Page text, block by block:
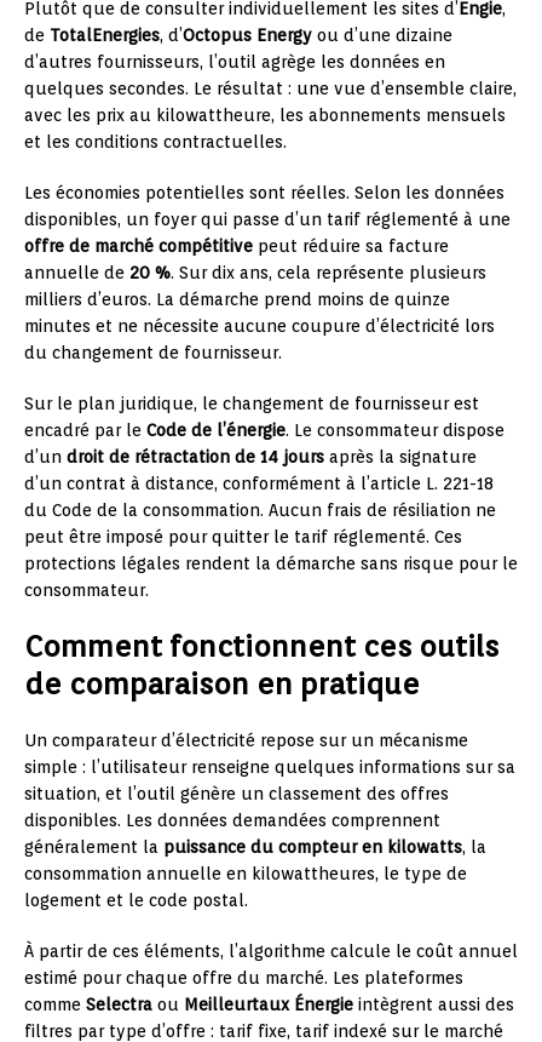
Plutôt que de consulter individuellement les sites d’Engie,
de TotalEnergies, d’Octopus Energy ou d’une dizaine
d’autres fournisseurs, l’outil agrège les données en
quelques secondes. Le résultat : une vue d’ensemble claire,
avec les prix au kilowattheure, les abonnements mensuels
et les conditions contractuelles.
Les économies potentielles sont réelles. Selon les données
disponibles, un foyer qui passe d’un tarif réglementé à une
offre de marché compétitive peut réduire sa facture
annuelle de 20 %. Sur dix ans, cela représente plusieurs
milliers d’euros. La démarche prend moins de quinze
minutes et ne nécessite aucune coupure d’électricité lors
du changement de fournisseur.
Sur le plan juridique, le changement de fournisseur est
encadré par le Code de l’énergie. Le consommateur dispose
d’un droit de rétractation de 14 jours après la signature
d’un contrat à distance, conformément à l’article L. 221-18
du Code de la consommation. Aucun frais de résiliation ne
peut être imposé pour quitter le tarif réglementé. Ces
protections légales rendent la démarche sans risque pour le
consommateur.
Comment fonctionnent ces outils
de comparaison en pratique
Un comparateur d’électricité repose sur un mécanisme
simple : l’utilisateur renseigne quelques informations sur sa
situation, et l’outil génère un classement des offres
disponibles. Les données demandées comprennent
généralement la puissance du compteur en kilowatts, la
consommation annuelle en kilowattheures, le type de
logement et le code postal.
À partir de ces éléments, l’algorithme calcule le coût annuel
estimé pour chaque offre du marché. Les plateformes
comme Selectra ou Meilleurtaux Énergie intègrent aussi des
filtres par type d’offre : tarif fixe, tarif indexé sur le marché